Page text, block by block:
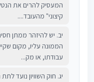
המעסיק להרים את
קיצוני" מהעובד....
יב. יש להיזהר ממתן
הממונה עליו, מקום
עבודתו, או מק...
יג. חוק השוויון נועד